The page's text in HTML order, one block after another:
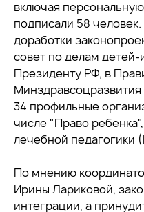
включая
подписали 58
доработки
совет по делам
Президенту РФ, в
34 профильные
числе "Право
лечебной педагогики
По мнению
Ирины Лариковой,
интеграции, а